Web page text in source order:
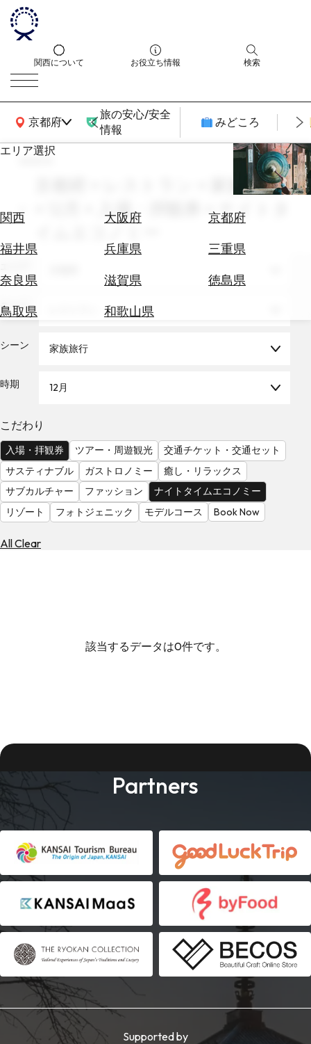
関西について お役立ち情報 検索
京都府
関西広域MAP
旅の安心/安全
情報
みどころ
エリア選択
関西 大阪府
京都府
福井県
兵庫県
三重県
奈良県
滋賀県
徳島県
鳥取県
和歌山県
エ
券
テ
を
を
見
る
search
京都府 × レストラン × 家族旅行
× 12月 × 入場・拝観券 × ナイトタ
テーマ
シーン 家族旅行
時期 12月
こだわり
入場・拝観券 ツアー・周遊観光
交通チケット・交通セット
サスティナブル
ガストロノミー
癒し・リラックス
サブカルチャー
ファッション
ナイトタイムエコノミー
リゾート
フォトジェニック モデルコース Book Now
All Clear
該当するデータは0件です。
Partners
Supported by